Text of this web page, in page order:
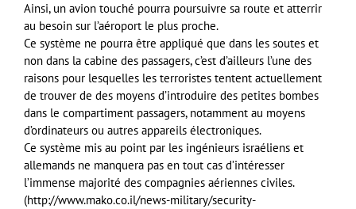
Ainsi, un avion touché pourra poursuivre sa route et atterrir
au besoin sur l’aéroport le plus proche.
Ce système ne pourra être appliqué que dans les soutes et
non dans la cabine des passagers, c’est d’ailleurs l’une des
raisons pour lesquelles les terroristes tentent actuellement
de trouver de des moyens d’introduire des petites bombes
dans le compartiment passagers, notamment au moyens
d’ordinateurs ou autres appareils électroniques.
Ce système mis au point par les ingénieurs israéliens et
allemands ne manquera pas en tout cas d’intéresser
l’immense majorité des compagnies aériennes civiles.
(http://www.mako.co.il/news-military/security-